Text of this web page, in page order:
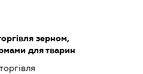
зерном,
для тварин